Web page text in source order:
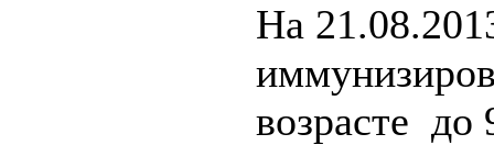
На
возрасте до